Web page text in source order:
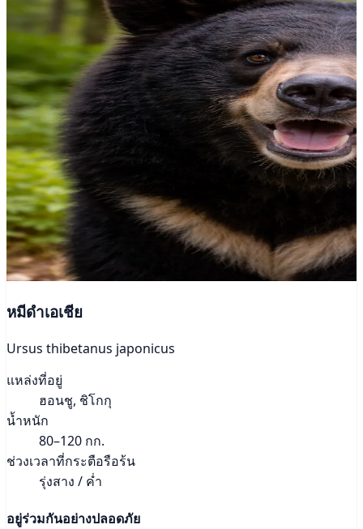
หมีดำเอเชีย
Ursus thibetanus japonicus
แหล่งที่อยู่
ฮอนชู, ชิโกกุ
น้ำหนัก
80–120 กก.
ช่วงเวลาที่กระตือรือร้น
รุ่งสาง / ค่ำ
อยู่ร่วมกันอย่างปลอดภัย